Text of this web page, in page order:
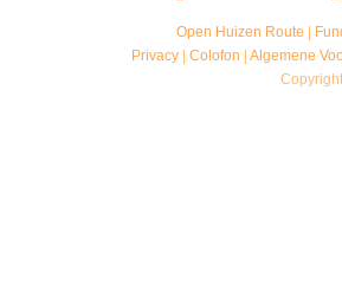
Open Huizen Route
Privacy |Colofon |Algemene